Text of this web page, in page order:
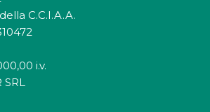
C.C.I.A.A.
i.v.
SRL